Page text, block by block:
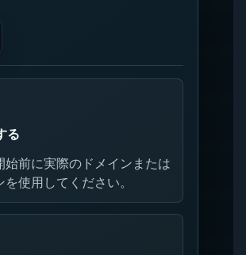
る
始前に実際のドメインまたは
使用してください。